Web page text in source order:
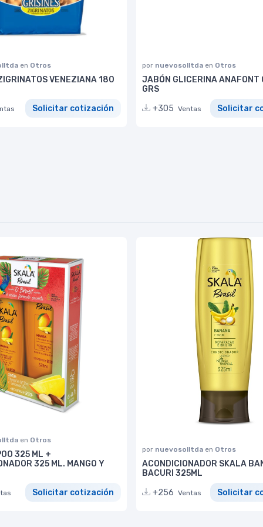
en Otros
VENEZIANA 180
Solicitar cotización
por nuevosolltda en Otros
JABÓN GLICERINA ANAFONT
GRS
+305 Ventas Solicitar
en Otros
325 ML +
325 ML. MANGO Y
Solicitar cotización
por nuevosolltda en Otros
ACONDICIONADOR SKALA
BACURI 325ML
+256 Ventas Solicitar